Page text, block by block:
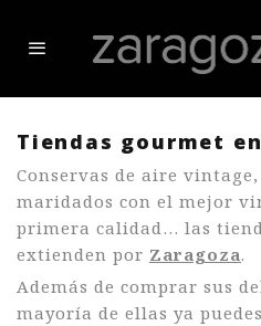
Tiendas gourmet
Conservas de aire
maridados con el mejor
primera calidad… las
extienden por Zaragoza.
Además de comprar sus
mayoría de ellas ya